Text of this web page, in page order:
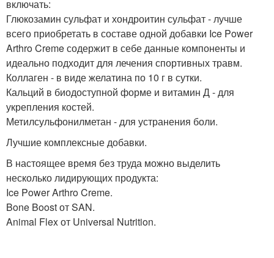
включать:
Глюкозамин сульфат и хондроитин сульфат - лучше
всего приобретать в составе одной добавки Ice Power
Arthro Creme содержит в себе данные компоненты и
идеально подходит для лечения спортивных травм.
Коллаген - в виде желатина по 10 г в сутки.
Кальций в биодоступной форме и витамин Д - для
укрепления костей.
Метилсульфонилметан - для устранения боли.
Лучшие комплексные добавки.
В настоящее время без труда можно выделить
несколько лидирующих продукта:
Ice Power Arthro Creme.
Bone Boost от SAN.
Animal Flex от Universal Nutrition.